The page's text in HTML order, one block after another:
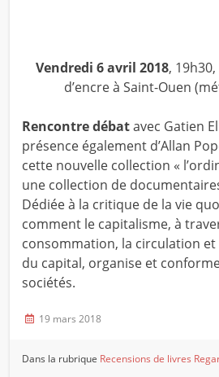
Vendredi 6 avril 2018,
d’encre à Saint-Ouen
Rencontre débatavec Gatien
présence également d’Allan
cette nouvelle collection «
une collection de
Dédiée à la critique de la vie
comment le capitalisme, à
consommation, la circulation
du capital, organise et
sociétés.
19 mars 2018
Dans la rubrique Recensions de livres